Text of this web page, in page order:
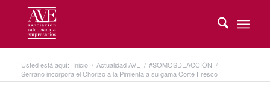
Usted está aquí: Inicio / Actualidad AVE / #SOMOSDEACCIÓN /
Serrano incorpora el Chorizo a la Pimienta a su gama Corte Fresco